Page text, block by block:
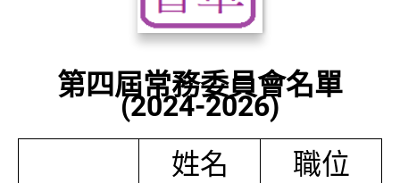
第四屆常務委員會名單
(2024-2026)
姓名
職位